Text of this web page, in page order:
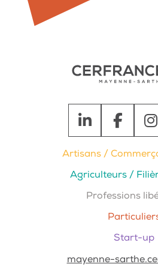
LinkedIn
Artisans /
Agriculteurs /
Professions
Start-up
mayenne-